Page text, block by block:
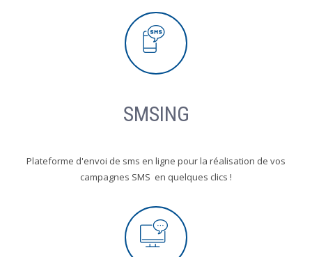
SMSING
Plateforme d'envoi de sms en ligne pour la réalisation de vos
campagnes SMS en quelques clics !